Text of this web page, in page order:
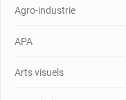
Agro-industrie
APA
Arts visuels